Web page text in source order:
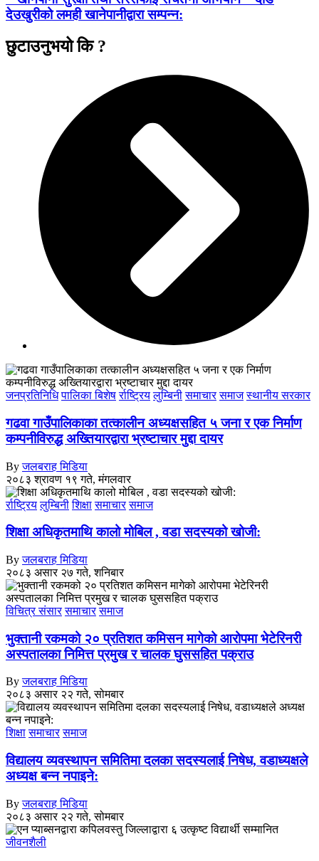
देउखुरीको लमही खानेपानीद्वारा सम्पन्न:
छुटाउनुभयो कि ?
जनप्रतिनिधि पालिका बिशेष र्राष्ट्रिय लुम्बिनी समाचार समाज स्थानीय सरकार
गढवा गाउँपालिकाका तत्कालीन अध्यक्षसहित ५ जना र एक निर्माण
कम्पनीविरुद्ध अख्तियारद्वारा भ्रष्टाचार मुद्दा दायर
By जलबराह मिडिया
२०८३ श्रावण १९ गते, मंगलवार
र्राष्ट्रिय लुम्बिनी शिक्षा समाचार समाज
शिक्षा अधिकृतमाथि कालो मोबिल , वडा सदस्यको खोजी:
By जलबराह मिडिया
२०८३ असार २७ गते, शनिबार
विचित्र संसार समाचार समाज
भुक्तानी रकमको २० प्रतिशत कमिसन मागेको आरोपमा भेटेरिनरी
अस्पतालका निमित्त प्रमुख र चालक घुससहित पक्राउ
By जलबराह मिडिया
२०८३ असार २२ गते, सोमबार
शिक्षा समाचार समाज
विद्यालय व्यवस्थापन समितिमा दलका सदस्यलाई निषेध, वडाध्यक्षले
अध्यक्ष बन्न नपाइने:
By जलबराह मिडिया
२०८३ असार २२ गते, सोमबार
जीवनशैली